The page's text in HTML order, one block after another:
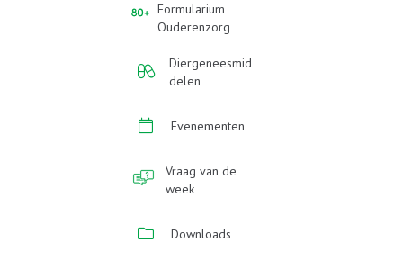
Formularium
Ouderenzorg
Diergeneesmid
delen
Evenementen
Vraag van de
week
Downloads